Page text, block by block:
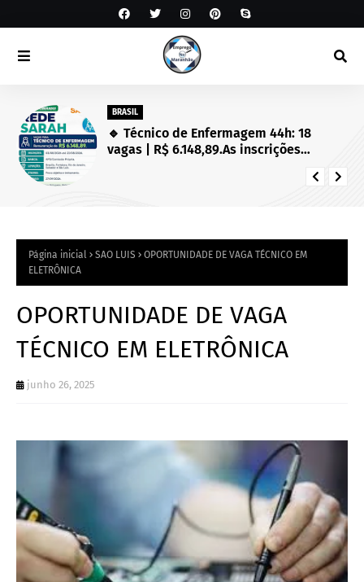
BRASIL
🔹 Técnico de Enfermagem 44h: 18
vagas | R$ 6.148,89.As inscrições
Página inicial SAO LUIS
OPORTUNIDADE DE VAGA TÉCNICO EM
ELETRÔNICA
OPORTUNIDADE DE VAGA
TÉCNICO EM ELETRÔNICA
junho 26, 2025